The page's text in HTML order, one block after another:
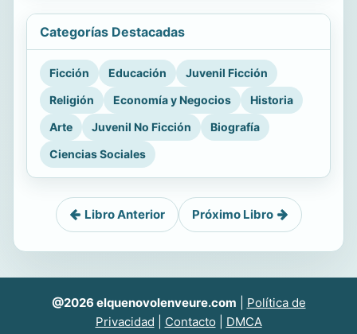
Categorías Destacadas
Ficción Educación
Juvenil Ficción
Religión
Economía y Negocios
Historia
Arte
Juvenil No Ficción
Biografía
Ciencias Sociales
Libro Anterior Próximo Libro
@2026 elquenovolenveure.com
Política de
Privacidad
Contacto DMCA